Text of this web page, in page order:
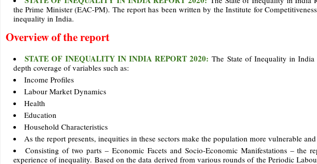
the Prime Minister (EAC-PM). The report has been written by the Institute for
inequality in India.
Overview of the report
STATE OF INEQUALITY IN INDIA REPORT 2020:The State of Inequality in
depth coverage of variables such as:
Income Profiles
Labour Market Dynamics
Health
Education
Household Characteristics
As the report presents, inequities in these sectors make the population more vulnerable
Consisting of two parts – Economic Facets and Socio-Economic Manifestations – the
experience of inequality. Based on the data derived from various rounds of the Periodic